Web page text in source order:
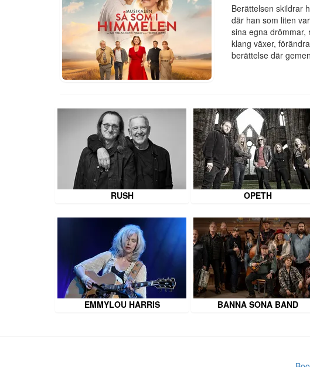
Berättelsen skildrar
där han som liten
sina egna drömmar,
klang växer,
berättelse där
RUSH OPETH
EMMYLOU HARRIS BANNA SONA BAND